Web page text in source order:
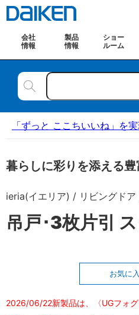
会社
情報
製品
情報
ショー
ルーム
「ずっと ここちいいね」を
暮らしに彩りを添える
ieria(イエリア) / リビングドア
吊戸･3枚片引
お気に
2026/06/22新製品は、〈UGフォグ